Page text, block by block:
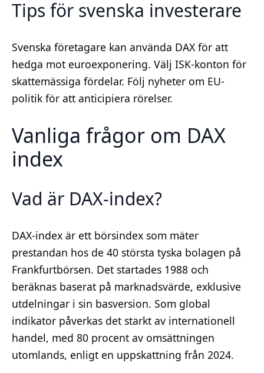
Tips för svenska investerare
Svenska företagare kan använda DAX för att
hedga mot euroexponering. Välj ISK-konton för
skattemässiga fördelar. Följ nyheter om EU-
politik för att anticipiera rörelser.
Vanliga frågor om DAX
index
Vad är DAX-index?
DAX-index är ett börsindex som mäter
prestandan hos de 40 största tyska bolagen på
Frankfurtbörsen. Det startades 1988 och
beräknas baserat på marknadsvärde, exklusive
utdelningar i sin basversion. Som global
indikator påverkas det starkt av internationell
handel, med 80 procent av omsättningen
utomlands, enligt en uppskattning från 2024.